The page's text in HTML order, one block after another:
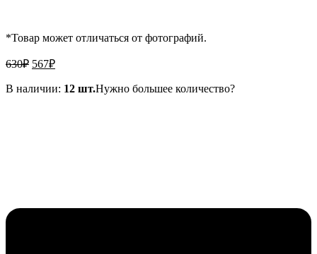
*Товар может отличаться от фотографий.
630₽ Первоначальная
составляла
567₽Текущая
567₽.
В наличии: 12 шт.Нужно большее количество?